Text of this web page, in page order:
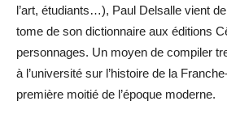
l’art, étudiants…), Paul Delsalle vient
tome de son dictionnaire aux éditions
personnages. Un moyen de compiler
à l’université sur l’histoire de la
première moitié de l’époque moderne.